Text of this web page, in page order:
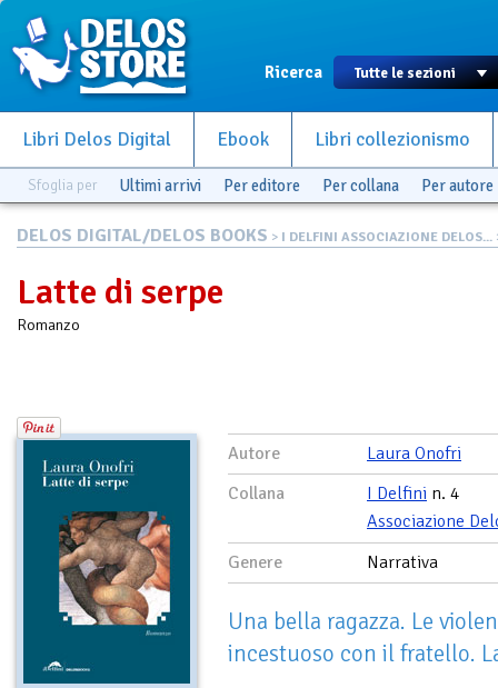
Ricerca
Libri Delos Digital Ebook Libri collezionismo
Sfoglia per Ultimi arrivi Per editore Per collana Per autore
DELOS DIGITAL/DELOS BOOKS > I DELFINI ASSOCIAZIONE DELOS...
Latte di serpe
Romanzo
Autore
Laura Onofri
Collana
I Delfini n. 4
Associazione
Genere
Narrativa
Una bella ragazza. Le
incestuoso con il fratello.